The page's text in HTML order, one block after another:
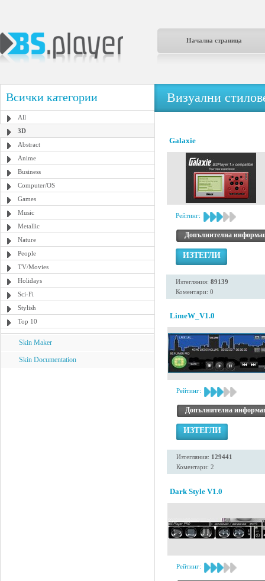
Начална страница
Всички категории
All
3D
Abstract
Anime
Business
Computer/OS
Games
Music
Metallic
Nature
People
TV/Movies
Holidays
Sci-Fi
Stylish
Top 10
Skin Maker
Skin Documentation
Визуални
Galaxie
Рейтинг:
Допълнителна
ИЗТЕГЛИ
Изтегляния: 89139
Коментари: 0
LimeW_V1.0
Рейтинг:
Допълнителна
ИЗТЕГЛИ
Изтегляния: 129441
Коментари: 2
Dark Style V1.0
Рейтинг: